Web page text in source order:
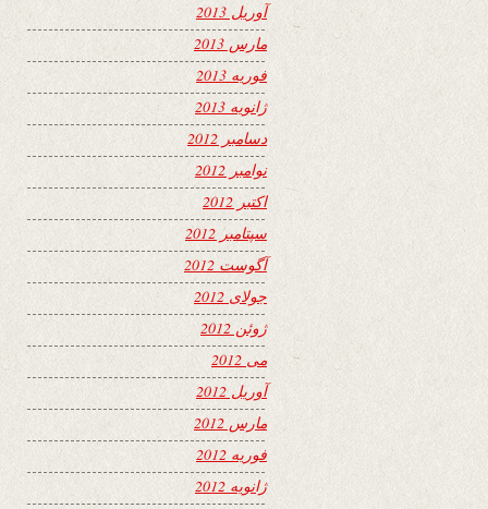
آوریل 2013
مارس 2013
فوریه 2013
ژانویه 2013
دسامبر 2012
نوامبر 2012
اکتبر 2012
سپتامبر 2012
آگوست 2012
جولای 2012
ژوئن 2012
می 2012
آوریل 2012
مارس 2012
فوریه 2012
ژانویه 2012